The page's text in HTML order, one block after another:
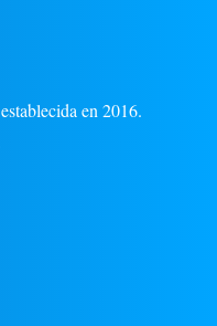
en 2016.